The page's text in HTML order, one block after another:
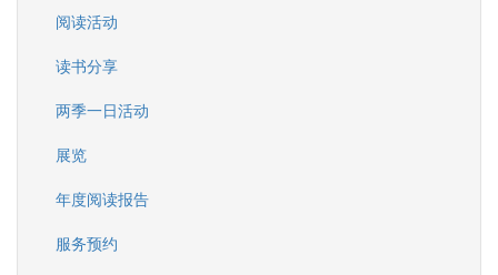
阅读活动
读书分享
两季一日活动
展览
年度阅读报告
服务预约